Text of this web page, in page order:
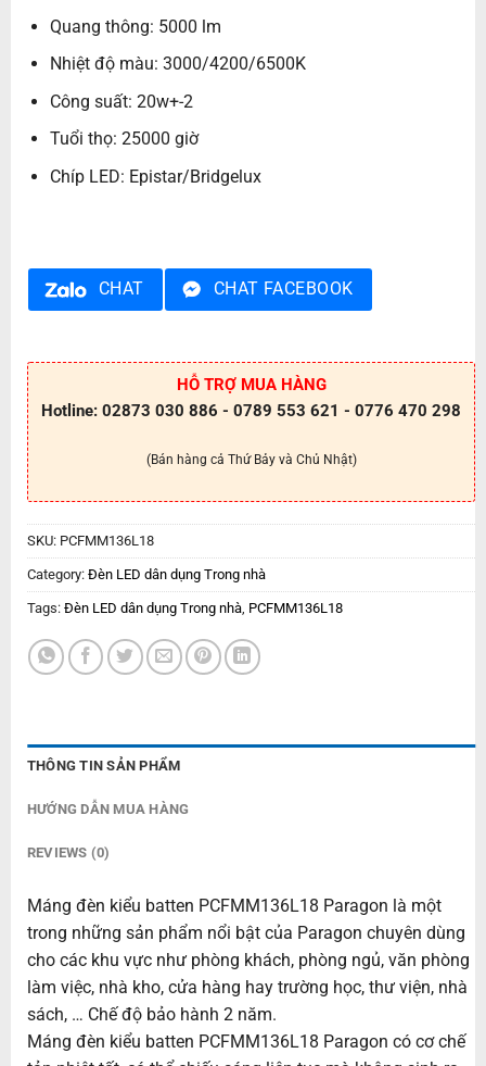
Quang thông: 5000 lm
Nhiệt độ màu: 3000/4200/6500K
Công suất: 20w+-2
Tuổi thọ: 25000 giờ
Chíp LED: Epistar/Bridgelux
CHAT CHAT FACEBOOK
HỖ TRỢ MUA HÀNG
Hotline: 02873 030 886 - 0789 553 621 - 0776 470 298
(Bán hàng cả Thứ Bảy và Chủ Nhật)
SKU: PCFMM136L18
Category: Đèn LED dân dụng Trong nhà
Tags: Đèn LED dân dụng Trong nhà, PCFMM136L18
THÔNG TIN SẢN PHẨM
HƯỚNG DẪN MUA HÀNG
REVIEWS (0)
Máng đèn kiểu batten PCFMM136L18 Paragon là một
trong những sản phẩm nổi bật của Paragon chuyên dùng
cho các khu vực như phòng khách, phòng ngủ, văn phòng
làm việc, nhà kho, cửa hàng hay trường học, thư viện, nhà
sách, … Chế độ bảo hành 2 năm.
Máng đèn kiểu batten PCFMM136L18 Paragon có cơ chế